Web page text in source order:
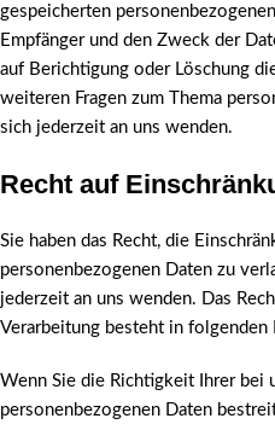
gespeicherten
Empfänger und den Zweck der
auf Berichtigung oder Löschung
weiteren Fragen zum Thema
sich jederzeit an uns wenden.
Recht auf
Sie haben das Recht, die
personenbezogenen Daten zu
jederzeit an uns wenden. Das
Verarbeitung besteht in folgenden
Wenn Sie die Richtigkeit Ihrer bei
personenbezogenen Daten